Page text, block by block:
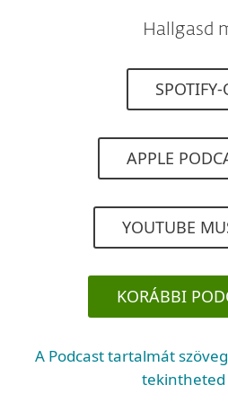
Hallgasd
SPOTIFY-
APPLE
YOUTUBE
KORÁBBI
A Podcast tartalmát
tekintheted